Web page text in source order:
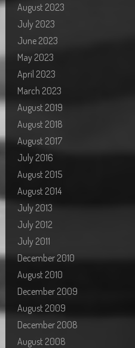
August 2023
July 2023
June 2023
May 2023
April 2023
March 2023
August 2019
August 2018
August 2017
July 2016
August 2015
August 2014
July 2013
July 2012
July 2011
December 2010
August 2010
December 2009
August 2009
December 2008
August 2008